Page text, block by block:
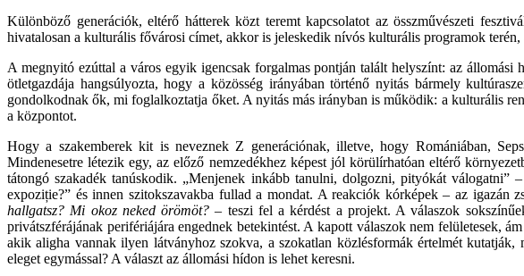
Különböző generációk, eltérő hátterek közt teremt kapcsolatot az összművészeti
hivatalosan a kulturális fővárosi címet, akkor is jeleskedik nívós kulturális programok
A megnyitó ezúttal a város egyik igencsak forgalmas pontján talált helyszínt: az
ötletgazdája hangsúlyozta, hogy a közösség irányában történő nyitás bármely
gondolkodnak ők, mi foglalkoztatja őket. A nyitás más irányban is működik: a kulturális
a központot.
Hogy a szakemberek kit is neveznek Z generációnak, illetve, hogy Romániában,
Mindenesetre létezik egy, az előző nemzedékhez képest jól körülírhatóan eltérő
tátongó szakadék tanúskodik. „Menjenek inkább tanulni, dolgozni, pityókát
expoziție?” és innen szitokszavakba fullad a mondat. A reakciók kórképek – az igazán
hallgatsz? Mi okoz neked örömöt?– teszi fel a kérdést a projekt. A válaszok
privátszférájának perifériájára engednek betekintést. A kapott válaszok nem felületesek,
akik aligha vannak ilyen látványhoz szokva, a szokatlan közlésformák értelmét
eleget egymással? A választ az állomási hídon is lehet keresni.